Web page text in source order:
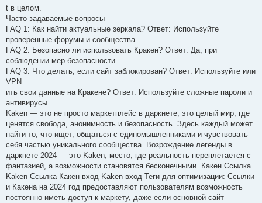
t в целом.
Часто задаваемые вопросы
FAQ 1: Как найти актуальные зеркала? Ответ: Используйте
проверенные форумы и сообщества.
FAQ 2: Безопасно ли использовать Кракен? Ответ: Да, при
соблюдении мер безопасности.
FAQ 3: Что делать, если сайт заблокирован? Ответ: Используйте или
VPN.
ить свои данные на Кракене? Ответ: Используйте сложные пароли и
антивирусы.
Kaken — это не просто маркетплейс в даркнете, это целый мир, где
ценятся свобода, анонимность и безопасность. Здесь каждый может
найти то, что ищет, общаться с единомышленниками и чувствовать
себя частью уникального сообщества. Возрождение легенды в
даркнете 2024 — это Kaken, место, где реальность переплетается с
фантазией, а возможности становятся бесконечными. Какен Ссылка
Kaken Ссылка Какен вход Kaken вход Теги для оптимизации: Ссылки
и Какена на 2024 год предоставляют пользователям возможность
постоянно иметь доступ к маркету, даже если основной сайт